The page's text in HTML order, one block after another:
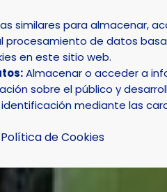
AYUNTAMIENTO LA NUCÍA
similares para almacenar,
de datos
en este sitio web.
Almacenar o acceder a
sobre el público y
mediante las
de Cookies
zonas caninas